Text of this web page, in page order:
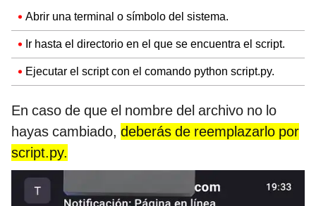
Abrir una terminal o símbolo del sistema.
Ir hasta el directorio en el que se encuentra el script.
Ejecutar el script con el comando python script.py.
En caso de que el nombre del archivo no lo
hayas cambiado, deberás de reemplazarlo por
script.py.